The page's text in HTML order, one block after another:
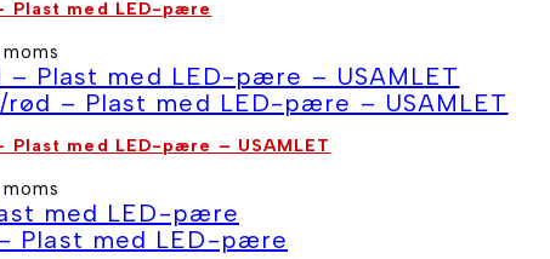
Plast med LED-pære
Plast med LED-pære – USAMLET